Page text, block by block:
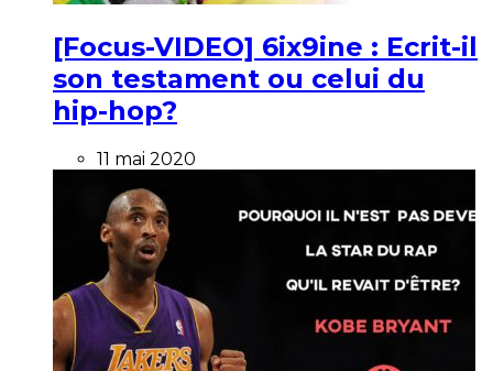
[Focus-VIDEO] 6ix9ine : Ecrit-il
son testament ou celui du
hip-hop?
11 mai 2020